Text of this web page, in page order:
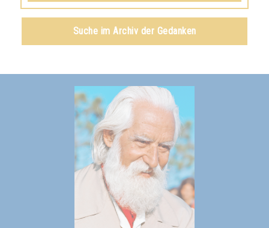
das, was ihr erarbeitet habt, so beständig sein, dass es euch niemand
wegnehmen kann.« Und ihr müsst wissen, dass alles, was man durch
magische Methoden erreicht – es ist wahr, dass es welche mit einer
gewissen Wirksamkeit gibt –, niemals endgültig sein kann. Kurze Zeit
nicht von innen, durch persönliche Anstrengungen, erreicht hat.*
Omraam Mikhaël Aïvanhov
Siehe das BuchWas ist ein geistiger Meister?
Suche im Archiv der Gedanken